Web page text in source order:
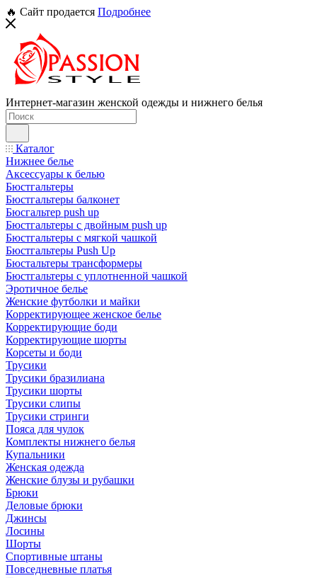
🔥 Сайт продается Подробнее
Интернет-магазин женской одежды и нижнего белья
Каталог
Нижнее белье
Аксессуары к белью
Бюстгальтеры
Бюстгальтеры балконет
Бюсгальтер push up
Бюстгальтеры с двойным push up
Бюстгальтеры с мягкой чашкой
Бюстгальтеры Push Up
Бюстальтеры трансформеры
Бюстгальтеры с уплотненной чашкой
Эротичное белье
Женские футболки и майки
Корректирующее женское белье
Корректирующие боди
Корректирующие шорты
Корсеты и боди
Трусики
Трусики бразилиана
Трусики шорты
Трусики слипы
Трусики стринги
Пояса для чулок
Комплекты нижнего белья
Купальники
Женская одежда
Женские блузы и рубашки
Брюки
Деловые брюки
Джинсы
Лосины
Шорты
Спортивные штаны
Повседневные платья